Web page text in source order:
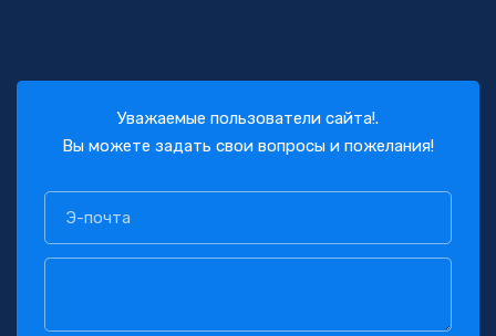
Уважаемые пользователи сайта!.
Вы можете задать свои вопросы и пожелания!